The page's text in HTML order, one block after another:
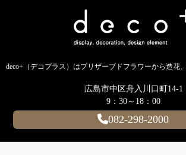
広島市中区舟入川口町14-1
9：30～18：00
082-298-2000